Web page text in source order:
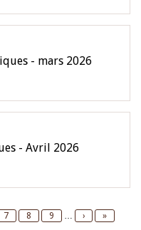
- mars 2026
- Avril 2026
Page
7 Page
8 Page
9 …
Next
›
Last
»